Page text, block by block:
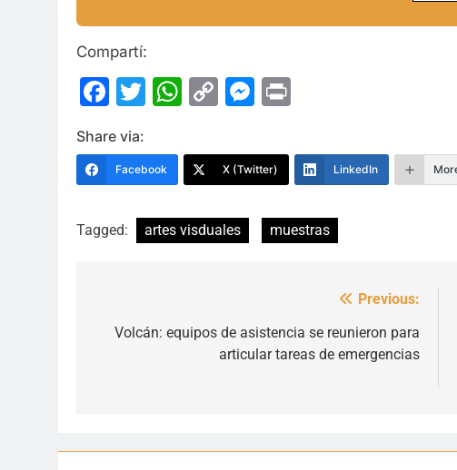
Compartí:
Facebook
Twitter
WhatsApp
CopyMessenger
Share via:
Facebook X (Twitter) LinkedIn
Tagged: artes visduales muestras
de
Previous:
Volcán: equipos de asistencia se reunieron para
articular tareas de emergencias